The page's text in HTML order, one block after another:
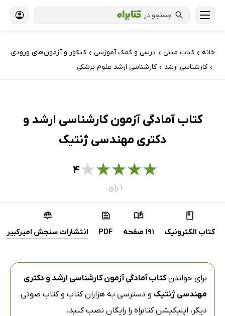
جستجو در
خانه › کتاب‌ متنی › درسی و کمک آموزشی › کنکور و آزمون‌های ورودی
› کارشناسی ارشد › کارشناسی ارشد علوم پزشکی
کتاب آمادگی آزمون کارشناسی ارشد و
دکتری مهندسی ژنتیک
★
★
★
★
★۴
۱ رای
کتاب الکترونیک 191 صفحه PDF انتشارات سنجش امیرکبیر
برای خواندنکتاب آمادگی آزمون کارشناسی ارشد و دکتری
مهندسی ژنتیک و دسترسی به هزاران کتاب و کتاب صوتی
دیگر، اپلیکیشن کتابراه را رایگان نصب کنید.